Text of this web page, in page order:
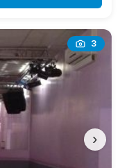
3
›